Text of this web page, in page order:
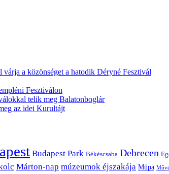
a közönséget a hatodik Déryné Fesztivál
Fesztiválon
telik meg Balatonboglár
az idei Kurultájt
Budapest Park Békéscsaba Debrecen
Márton-nap múzeumok éjszakája Müpa